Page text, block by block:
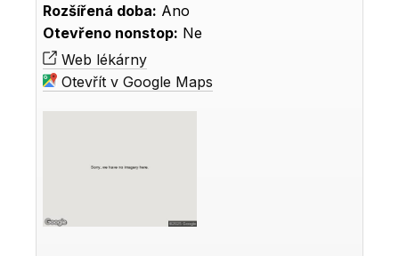
Rozšířená doba: Ano
Otevřeno nonstop: Ne
Web lékárny
Otevřít v Google Maps